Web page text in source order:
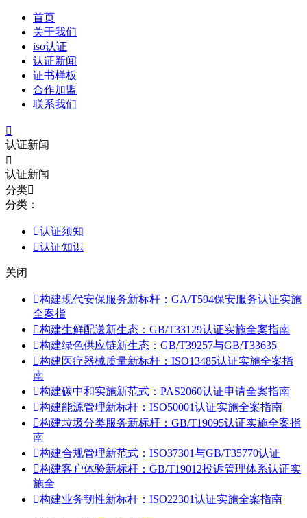
首页
关于我们
iso认证
认证新闻
证书样板
合作加盟
联系我们

认证新闻

认证新闻
分类
分类：
认证须知
认证知识
关闭
构建现代安保服务新标杆：GA/T594保安服务认证实施
全案指
构建生鲜配送新生态：GB/T33129认证实施全案指南
构建绿色供应链新生态：GB/T39257与GB/T33635
构建医疗器械质量新标杆：ISO13485认证实施全案指
南
构建碳中和实施新范式：PAS2060认证申请全案指南
构建能源管理新标杆：ISO50001认证实施全案指南
构建垃圾分类服务新标杆：GB/T19095认证实施全案指
南
构建合规管理新范式：ISO37301与GB/T35770认证
构建客户体验新标杆：GB/T19012投诉管理体系认证实
施全
构建业务韧性新标杆：ISO22301认证实施全案指南